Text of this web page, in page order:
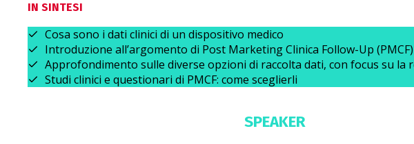
IN SINTESI
Cosa sono i dati clinici di un dispositivo medico
Introduzione all’argomento di Post Marketing Clinica Follow-Up (PMCF)
Approfondimento sulle diverse opzioni di raccolta dati, con focus su la
Studi clinici e questionari di PMCF: come sceglierli
SPEAKER